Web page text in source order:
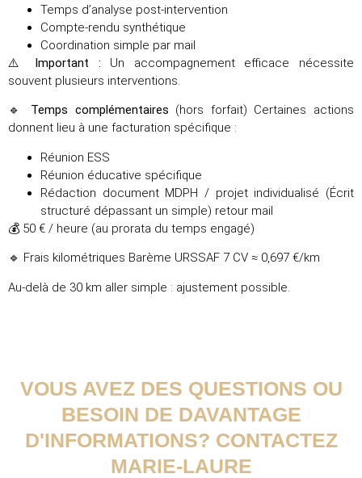
Temps d’analyse post-intervention
Compte-rendu synthétique
Coordination simple par mail
⚠️
Important : Un accompagnement efficace nécessite
souvent plusieurs interventions.
🔹 Temps complémentaires (hors forfait) Certaines actions
donnent lieu à une facturation spécifique :
Réunion ESS
Réunion éducative spécifique
Rédaction document MDPH / projet individualisé (Écrit
structuré dépassant un simple) retour mail
💰 50 € / heure (au prorata du temps engagé)
🔹 Frais kilométriques Barème URSSAF 7 CV ≈ 0,697 €/km
Au-delà de 30 km aller simple : ajustement possible.
VOUS AVEZ DES QUESTIONS OU
BESOIN DE DAVANTAGE
D'INFORMATIONS? CONTACTEZ
MARIE-LAURE